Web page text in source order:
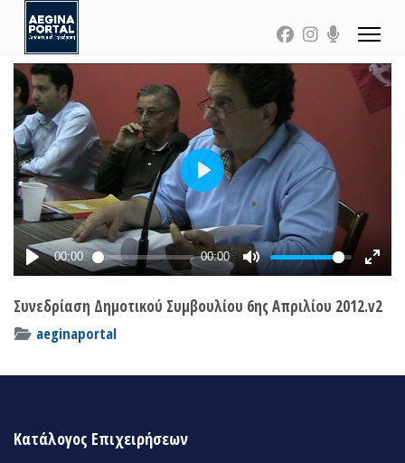
Συνεδρίαση Δημοτικού Συμβουλίου 6ης Απριλίου 2012.v2
aeginaportal
Κατάλογος Επιχειρήσεων